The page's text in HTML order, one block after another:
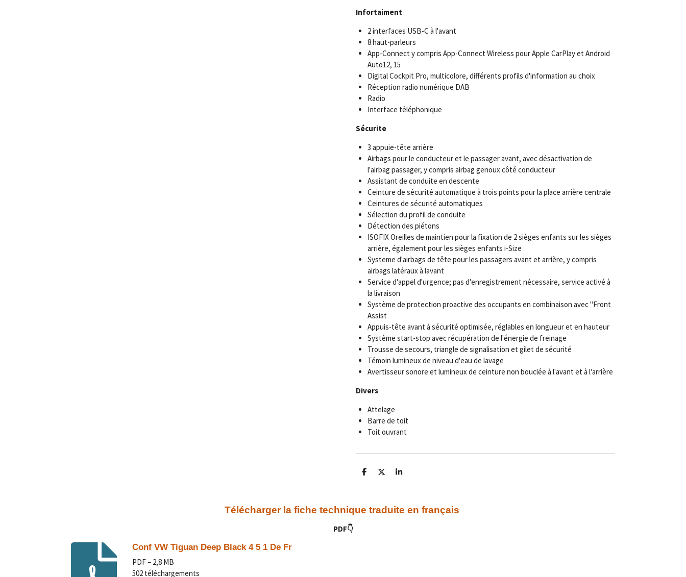
Infortaiment
2 interfaces USB-C à l'avant
8 haut-parleurs
App-Connect y compris App-Connect Wireless pour Apple CarPlay et Android
Auto12, 15
Digital Cockpit Pro, multicolore, différents profils d'information au choix
Réception radio numérique DAB
Radio
Interface téléphonique
Sécurite
3 appuie-tête arrière
Airbags pour le conducteur et le passager avant, avec désactivation de
l'airbag passager, y compris airbag genoux côté conducteur
Assistant de conduite en descente
Ceinture de sécurité automatique à trois points pour la place arrière centrale
Ceintures de sécurité automatiques
Sélection du profil de conduite
Détection des piétons
ISOFIX Oreilles de maintien pour la fixation de 2 sièges enfants sur les sièges
arrière, également pour les sièges enfants i-Size
Systeme d'airbags de tête pour les passagers avant et arrière, y compris
airbags latéraux à lavant
Service d'appel d'urgence; pas d'enregistrement nécessaire, service activé à
la livraison
Système de protection proactive des occupants en combinaison avec "Front
Assist
Appuis-tête avant à sécurité optimisée, réglables en longueur et en hauteur
Système start-stop avec récupération de l'énergie de freinage
Trousse de secours, triangle de signalisation et gilet de sécurité
Témoin lumineux de niveau d'eau de lavage
Avertisseur sonore et lumineux de ceinture non bouclée à l'avant et à l'arrière
Divers
Attelage
Barre de toit
Toit ouvrant
P
g
P
g
P
a
g
Télécharger la fiche technique traduite en français
PDF👇
Conf VW Tiguan Deep Black 4 5 1 De Fr
PDF – 2,8 MB
502 téléchargements